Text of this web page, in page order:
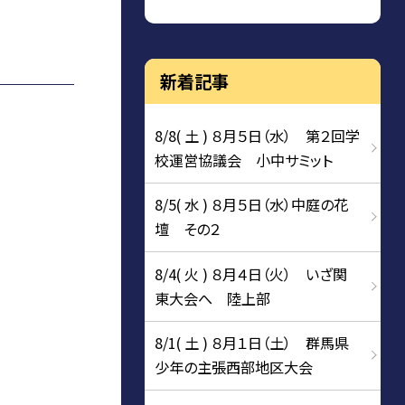
新着記事
8/8( 土 ) ８月５日（水） 第２回学
校運営協議会 小中サミット
8/5( 水 ) ８月５日（水）中庭の花
壇 その２
8/4( 火 ) ８月４日（火） いざ関
東大会へ 陸上部
8/1( 土 ) ８月１日（土） 群馬県
少年の主張西部地区大会